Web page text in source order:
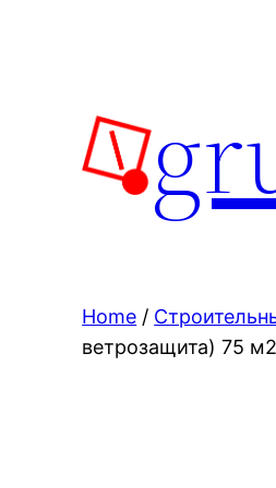
Home /
ветрозащита) 75